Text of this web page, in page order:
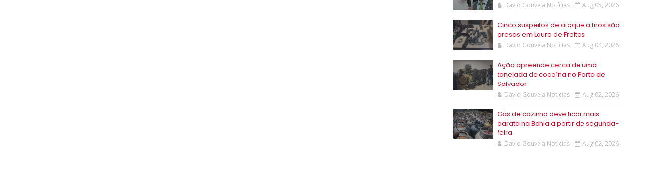
David Gouveia Notícias Aug 05, 2026
Cinco suspeitos de ataque a tiros são
presos em Lauro de Freitas
David Gouveia Notícias Aug 04, 2026
Ação apreende cerca de uma
tonelada de cocaína no Porto de
Salvador
David Gouveia Notícias Aug 02, 2026
Gás de cozinha deve ficar mais
barato na Bahia a partir de segunda-
feira
David Gouveia Notícias Aug 02, 2026